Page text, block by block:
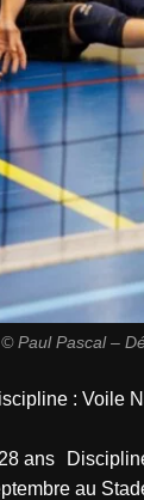
Paul Pascal –
: Voile
ans
au